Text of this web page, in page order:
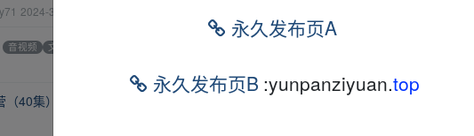
2024-3-29
音视频 文档
40集）》
永久发布页A
永久发布页B :yunpanziyuan.top